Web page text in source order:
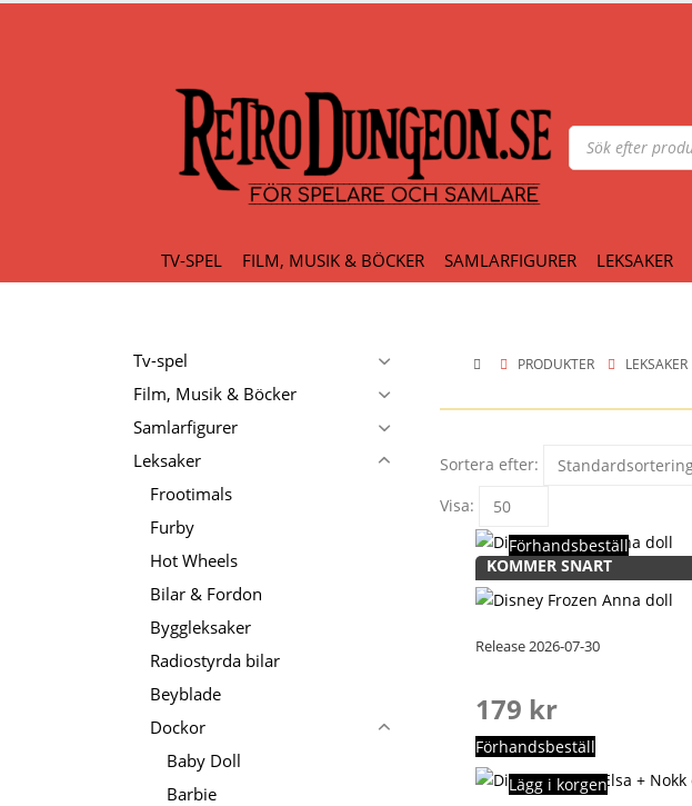
Produktsökning
TV-SPEL FILM, MUSIK & BÖCKER SAMLARFIGURER LEKSAKER
PRODUKTER LEKSAKER
Sortera efter:
Visa:
KOMMER SNART
Release 2026-07-30
Förhandsbeställ
179 kr
Förhandsbeställ
Lägg i korgen
Tv-spel
Film, Musik & Böcker
Samlarfigurer
Leksaker
Frootimals
Furby
Hot Wheels
Bilar & Fordon
Byggleksaker
Radiostyrda bilar
Beyblade
Dockor
Baby Doll
Barbie